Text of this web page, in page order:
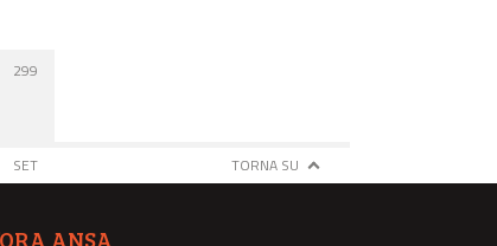
299
SET TORNA SU
ANSA